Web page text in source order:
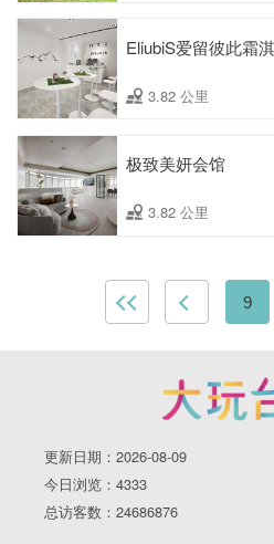
EliubiS爱留彼此霜
3.82 公里
极致美妍会馆
3.82 公里
9
更新日期：2026-08-09
今日浏览：4333
总访客数：24686876